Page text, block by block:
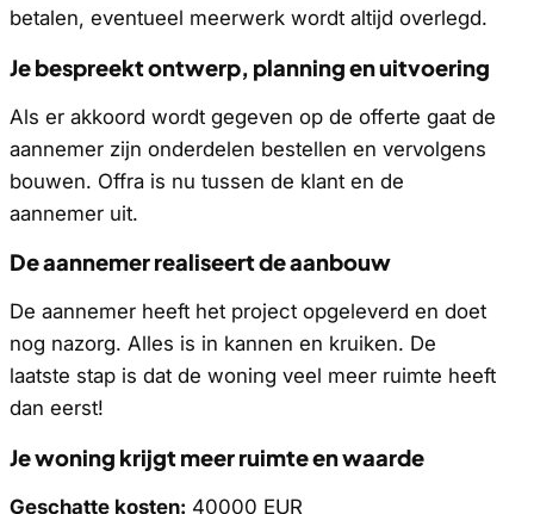
betalen, eventueel meerwerk wordt altijd overlegd.
Je bespreekt ontwerp, planning en uitvoering
Als er akkoord wordt gegeven op de offerte gaat de
aannemer zijn onderdelen bestellen en vervolgens
bouwen. Offra is nu tussen de klant en de
aannemer uit.
De aannemer realiseert de aanbouw
De aannemer heeft het project opgeleverd en doet
nog nazorg. Alles is in kannen en kruiken. De
laatste stap is dat de woning veel meer ruimte heeft
dan eerst!
Je woning krijgt meer ruimte en waarde
Geschatte kosten: 40000 EUR